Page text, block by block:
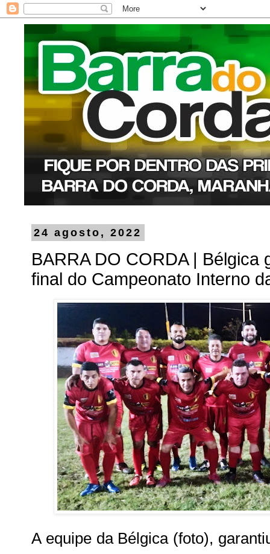
24 agosto, 2022
BARRA DO CORDA | Bélgica
final do Campeonato Interno
A equipe da Bélgica (foto),